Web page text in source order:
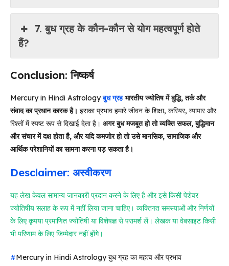
7. बुध ग्रह के कौन-कौन से योग महत्वपूर्ण होते
हैं?
Conclusion: निष्कर्ष
Mercury in Hindi Astrologyबुध ग्रहभारतीय ज्योतिष में बुद्धि, तर्क और
संवाद का प्रधान कारक है। इसका प्रभाव हमारे जीवन के शिक्षा, करियर, व्यापार और
रिश्तों में स्पष्ट रूप से दिखाई देता है। अगर बुध मजबूत हो तो व्यक्ति सफल, बुद्धिमान
और संचार में दक्ष होता है, और यदि कमजोर हो तो उसे मानसिक, सामाजिक और
आर्थिक परेशानियों का सामना करना पड़ सकता है।
Desclaimer: अस्वीकरण
यह लेख केवल सामान्य जानकारी प्रदान करने के लिए है और इसे किसी पेशेवर
ज्योतिषीय सलाह के रूप में नहीं लिया जाना चाहिए। व्यक्तिगत समस्याओं और निर्णयों
के लिए कृपया प्रमाणित ज्योतिषी या विशेषज्ञ से परामर्श लें। लेखक या वेबसाइट किसी
भी परिणाम के लिए जिम्मेदार नहीं होंगे।
#Mercury in Hindi Astrology बुध ग्रह का महत्व और प्रभाव